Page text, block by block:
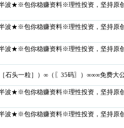
波★※包你稳赚资料※理性投资，坚持原
波★※包你稳赚资料※理性投资，坚持原
波★※包你稳赚资料※理性投资，坚持原
石头一粒］）∞（〖35码〗）∞∞∞免费大
波★※包你稳赚资料※理性投资，坚持原
波★※包你稳赚资料※理性投资，坚持原